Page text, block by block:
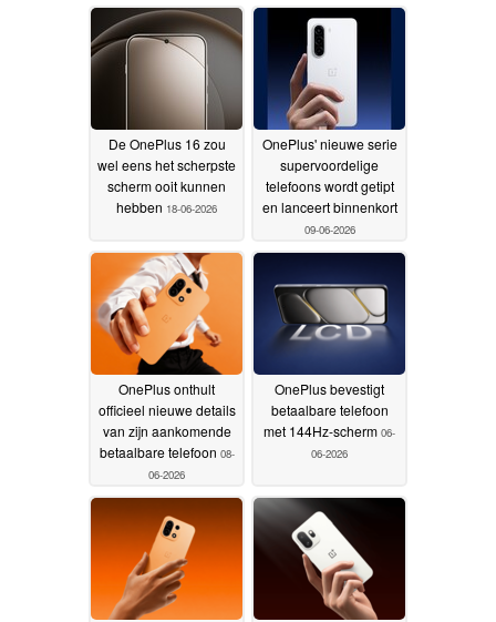
De OnePlus 16 zou
wel eens het scherpste
scherm ooit kunnen
hebben 18-06-2026
OnePlus' nieuwe serie
supervoordelige
telefoons wordt getipt
en lanceert binnenkort
09-06-2026
OnePlus onthult
officieel nieuwe details
van zijn aankomende
betaalbare telefoon 08-
06-2026
OnePlus bevestigt
betaalbare telefoon
met 144Hz-scherm 06-
06-2026